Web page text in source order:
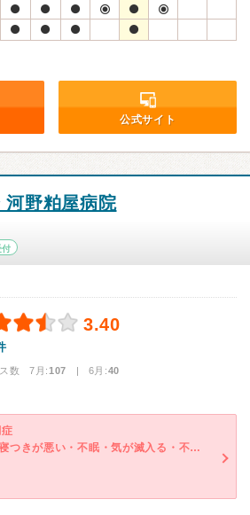
公式サイト
河野粕屋病院
付
3.40
数 7月:107 | 6月:40
だるい・体調不良・寝つきが悪い・不眠・気が滅入る・不安・幻想・妄想・気分が異常に高揚している